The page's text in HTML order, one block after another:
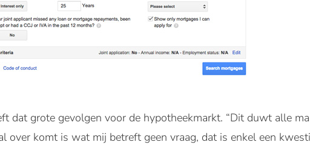
dat grote gevolgen voor de hypotheekmarkt. “Dit duwt alle
over komt is wat mij betreft geen vraag, dat is enkel een